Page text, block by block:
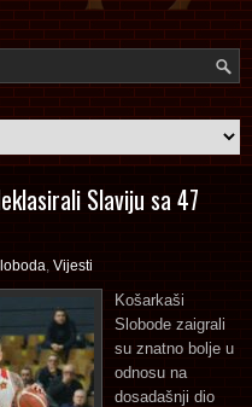
Slaviju sa 47
Vijesti
Košarkaši
Slobode zaigrali
su znatno bolje u
odnosu na
dosadašnji dio